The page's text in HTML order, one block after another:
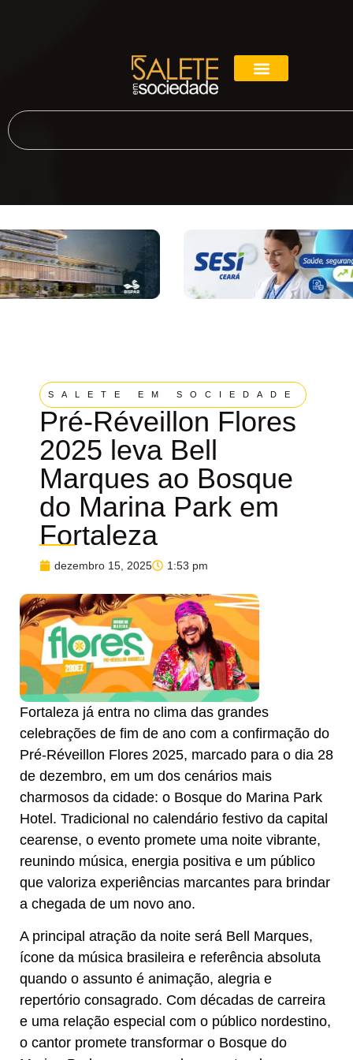
SALETE EM SOCIEDADE
Pré-Réveillon Flores
2025 leva Bell
Marques ao Bosque
do Marina Park em
Fortaleza
dezembro 15, 2025 1:53 pm
Fortaleza já entra no clima das grandes
celebrações de fim de ano com a confirmação do
Pré-Réveillon Flores 2025, marcado para o dia 28
de dezembro, em um dos cenários mais
charmosos da cidade: o Bosque do Marina Park
Hotel. Tradicional no calendário festivo da capital
cearense, o evento promete uma noite vibrante,
reunindo música, energia positiva e um público
que valoriza experiências marcantes para brindar
a chegada de um novo ano.
A principal atração da noite será Bell Marques,
ícone da música brasileira e referência absoluta
quando o assunto é animação, alegria e
repertório consagrado. Com décadas de carreira
e uma relação especial com o público nordestino,
o cantor promete transformar o Bosque do